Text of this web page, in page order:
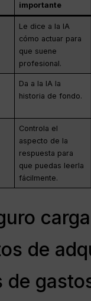
importante
Le dice a la IA
cómo actuar para
que suene
profesional.
Da a la IA la
historia de fondo.
Controla el
aspecto de la
respuesta para
que puedas leerla
fácilmente.
de
de